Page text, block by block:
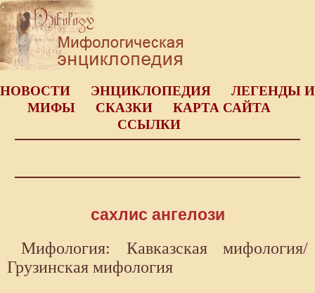
НОВОСТИ ЭНЦИКЛОПЕДИЯ
ЛЕГЕНДЫ И
МИФЫ
СКАЗКИ
КАРТА САЙТА
ССЫЛКИ
сахлис ангелози
Мифология: Кавказская мифология/
Грузинская мифология